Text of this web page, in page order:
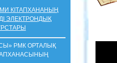
КІТАПХАНАНЫҢ
ЭЛЕКТРОНДЫҚ
РМК ОРТАЛЫҚ